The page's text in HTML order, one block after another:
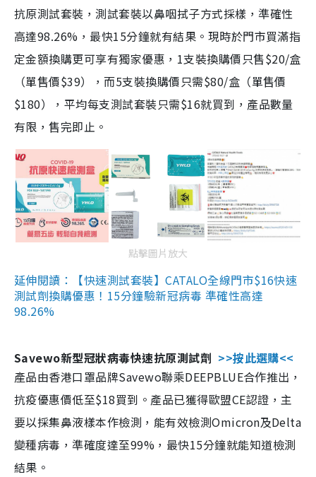
抗原測試套裝，測試套裝以鼻咽拭子方式採樣，準確性
高達98.26%，最快15分鐘就有結果。現時於門市買滿指
定金額換購更可享有獨家優惠，1支裝換購價只售$20/盒
（單售價$39），而5支裝換購價只需$80/盒（單售價
$180），平均每支測試套裝只需$16就買到，產品數量
有限，售完即止。
點擊圖片放大
延伸閱讀：【快速測試套裝】CATALO全線門市$16快速
測試劑換購優惠！15分鐘驗新冠病毒 準確性高達
98.26%
Savewo新型冠狀病毒快速抗原測試劑 >>按此選購<<
產品由香港口罩品牌Savewo聯乘DEEPBLUE合作推出，
抗疫優惠價低至$18買到。產品已獲得歐盟CE認證，主
要以採集鼻液樣本作檢測，能有效檢測Omicron及Delta
變種病毒，準確度達至99%，最快15分鐘就能知道檢測
結果。